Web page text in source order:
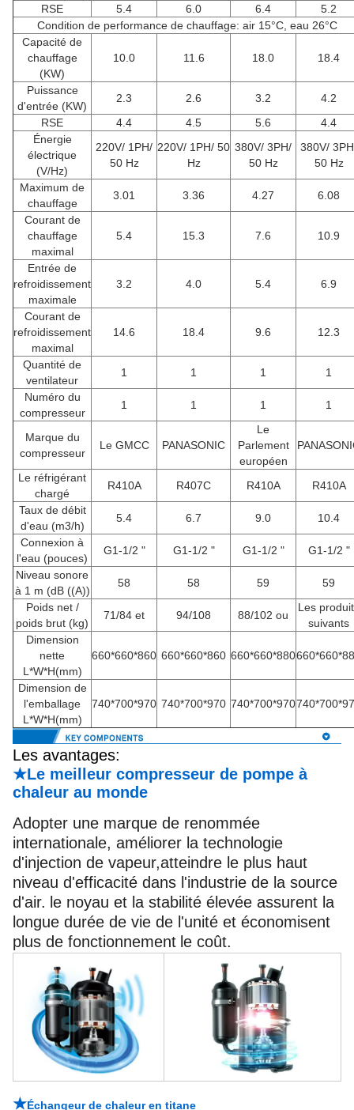
RSE
5.4 6.0 6.4
5.2
Condition de performance de chauffage: air 15°C, eau 26°C
Capacité de
chauffage
(KW)
10.0 11.6 18.0 18.4
Puissance
d'entrée (KW)
2.3 2.6 3.2
4.2
RSE
4.4 4.5 5.6
4.4
Énergie
électrique
(V/Hz)
220V/ 1PH/
50 Hz
220V/ 1PH/ 50
Hz
380V/ 3PH/
50 Hz
380V/
50 Hz
Maximum de
chauffage
3.01 3.36 4.27
6.08
Courant de
chauffage
maximal
5.4 15.3 7.6 10.9
Entrée de
refroidissement
maximale
3.2 4.0 5.4 6.9
Courant de
refroidissement
maximal
14.6 18.4 9.6 12.3
Quantité de
ventilateur
1 1 1
1
Numéro du
compresseur
1 1 1 1
Marque du
compresseur
Le GMCC PANASONIC
Le
Parlement
européen
Le réfrigérant
chargé
R410A R407C R410A
R410A
Taux de débit
d'eau (m3/h)
5.4 6.7 9.0
10.4
Connexion à
l'eau (pouces)
G1-1/2 " G1-1/2 " G1-1/2 "
G1-1/2 "
Niveau sonore
à 1 m (dB ((A))
58 58 59
59
Poids net /
poids brut (kg)
71/84 et 94/108 88/102 ou
Les
suivants
Dimension
nette
L*W*H(mm)
660*660*860 660*660*860 660*660*880
Dimension de
l'emballage
L*W*H(mm)
740*700*970 740*700*970 740*700*970
Les avantages:
★Le meilleur compresseur de pompe à
chaleur au monde
Adopter une marque de renommée
internationale, améliorer la technologie
d'injection de vapeur,atteindre le plus haut
niveau d'efficacité dans l'industrie de la source
d'air. le noyau et la stabilité élevée assurent la
longue durée de vie de l'unité et économisent
plus de fonctionnement le coût.
★Échangeur de chaleur en titane